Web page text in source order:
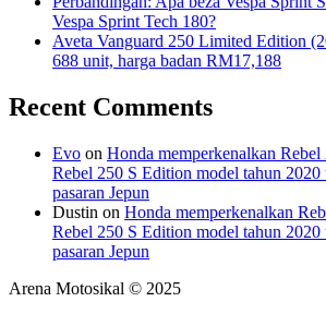
Vespa Sprint Tech 180?
Aveta Vanguard 250 Limited Edition
688 unit, harga badan RM17,188
Recent Comments
Evo on Honda memperkenalkan Rebel
Rebel 250 S Edition model tahun 2020
pasaran Jepun
Dustin on Honda memperkenalkan
Rebel 250 S Edition model tahun 2020
pasaran Jepun
Arena Motosikal © 2025